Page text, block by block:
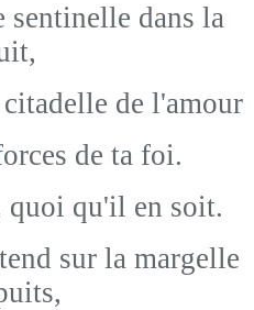
sentinelle dans la
de l'amour
de ta foi.
qu'il en soit.
sur la margelle